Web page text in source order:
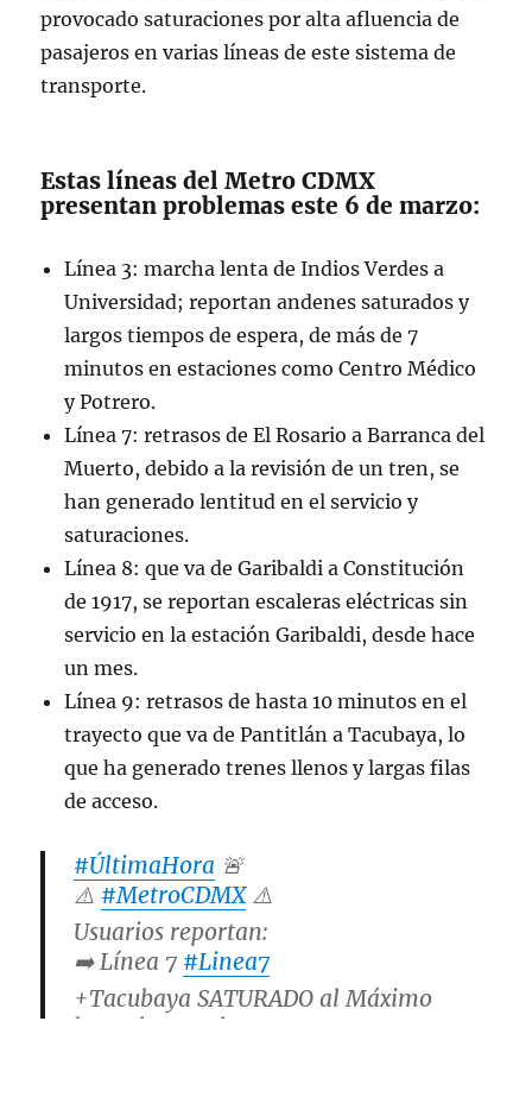
provocado saturaciones por alta afluencia de
pasajeros en varias líneas de este sistema de
transporte.
Estas líneas del Metro CDMX
presentan problemas este 6 de marzo:
Línea 3: marcha lenta de Indios Verdes a
Universidad; reportan andenes saturados y
largos tiempos de espera, de más de 7
minutos en estaciones como Centro Médico
y Potrero.
Línea 7: retrasos de El Rosario a Barranca del
Muerto, debido a la revisión de un tren, se
han generado lentitud en el servicio y
saturaciones.
Línea 8: que va de Garibaldi a Constitución
de 1917, se reportan escaleras eléctricas sin
servicio en la estación Garibaldi, desde hace
un mes.
Línea 9: retrasos de hasta 10 minutos en el
trayecto que va de Pantitlán a Tacubaya, lo
que ha generado trenes llenos y largas filas
de acceso.
#ÚltimaHora 🚨
⚠️ #MetroCDMX⚠️
Usuarios reportan:
➡️ Línea 7 #Linea7
+Tacubaya SATURADO al Máximo
hasta las escaleras